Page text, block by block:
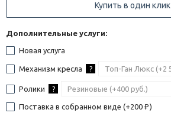
Купить в один клик
Дополнительные услуги:
Новая услуга
Механизм кресла ?
Ролики ?
Поставка в собранном виде (+200 ₽ )